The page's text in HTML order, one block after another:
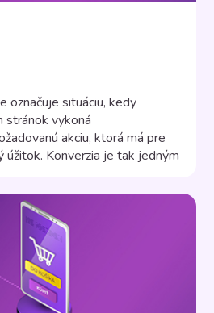
označuje situáciu, kedy
stránok vykoná
akciu, ktorá má pre
úžitok. Konverzia je tak jedným
z návštevníka stránky stane
ako konverzný pomer. Typy
akciu chce prevádzkovateľ
akú […]